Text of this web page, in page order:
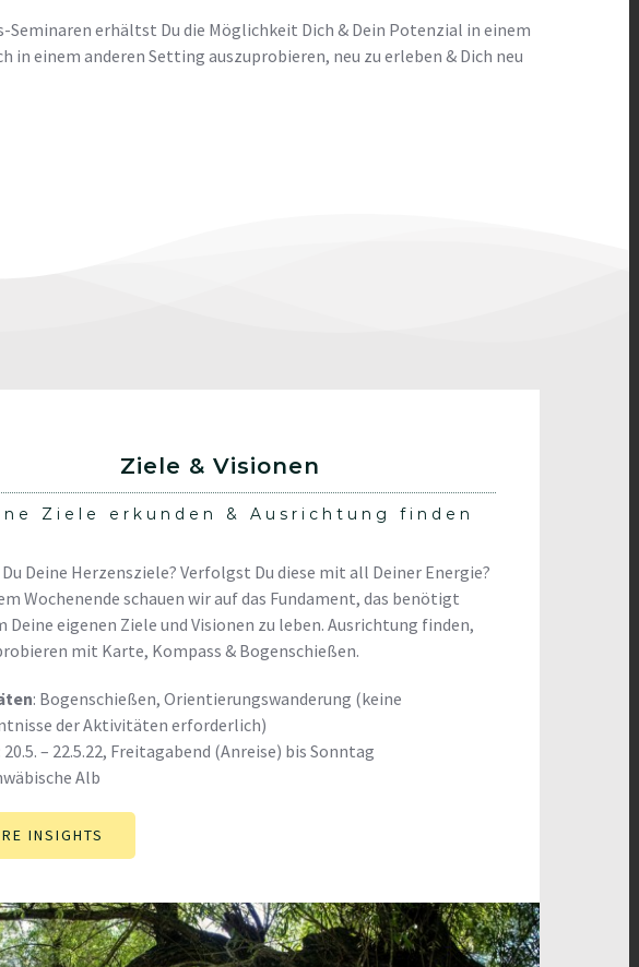
erhältst Du die Möglichkeit Dich & Dein Potenzial in einem
einem anderen Setting auszuprobieren, neu zu erleben & Dich neu
Ziele & Visionen
Ziele erkunden & Ausrichtung finden
Deine Herzensziele? Verfolgst Du diese mit all Deiner Energie?
Wochenende schauen wir auf das Fundament, das benötigt
Deine eigenen Ziele und Visionen zu leben. Ausrichtung finden,
mit Karte, Kompass & Bogenschießen.
: Bogenschießen, Orientierungswanderung (keine
der Aktivitäten erforderlich)
: 20.5. – 22.5.22, Freitagabend (Anreise) bis Sonntag
Alb
INSIGHTS